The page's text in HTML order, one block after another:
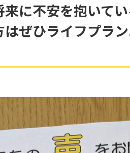
来に不安を抱いて
はぜひライフプラ